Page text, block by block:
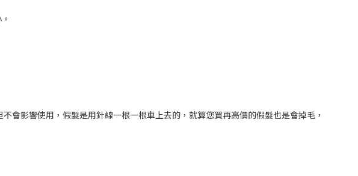
會影響使用，假髮是用針線一根一根車上去的，就算您買再高價的假髮也是會掉毛，